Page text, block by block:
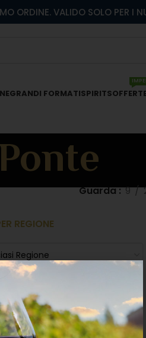
GRANDI FORMATISPIRITSOFFERTE
Guarda 9
REGIONE
Regione
ORDINE. VALIDO SOLO PER I